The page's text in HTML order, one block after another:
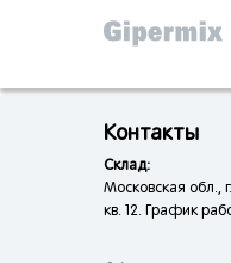
Контакты
Склад:
Московская обл.,
кв. 12. График